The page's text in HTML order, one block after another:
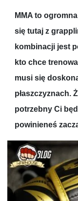
MMA to
się tutaj z
kombinacji jest
kto chce
musi się
płaszczyznach.
potrzebny Ci
powinieneś